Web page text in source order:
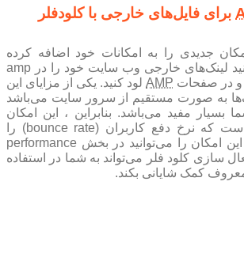
برای فایل‌های خارجی با کلودفلر
جدیدی را به امکانات خود اضافه کرده
است که شما می‌توانید لینک‌های خارجی وب سایت خود را در amp
و در صفحاتAMPلود کنید. یکی از مزایای این
به صورت مستقیم از سرور سایت می‌باشد
بسیار مفید می‌باشد. بنابراین ، این امکان
کلودفلر به این معناست که نرخ دفع کاربران (bounce rate) را
کاهش می‌دهد. شما این امکان را می‌توانید در بخش performance
سازی کلود فلر می‌تواند به شما در استفاده
کمک شایانی بکند.